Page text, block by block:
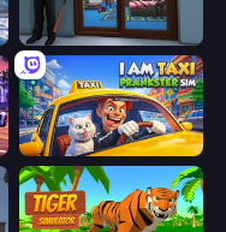
Crime City Robbery Thief Games
I Am Taxi Prankster Sim